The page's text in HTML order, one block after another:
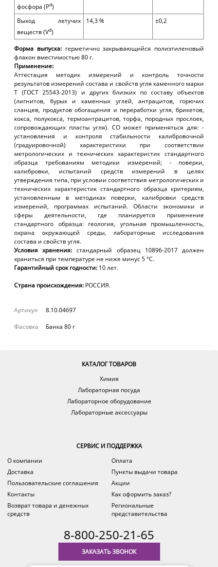
фосфора (Рd)
Выход летучих
веществ (Vd)
14,3 % ±0,2
Форма выпуска: герметично закрывающийся полиэтиленовый
флакон вместимостью 80 г.
Применение:
Аттестация методик измерений и контроль точности
результатов измерений состава и свойств угля каменного марки
Т (ГОСТ 25543-2013) и других близких по составу объектов
(лигнитов, бурых и каменных углей, антрацитов, горючих
сланцев, продуктов обогащения и переработки угля, брикетов,
кокса, полукокса, термоантрацитов, торфа, породных прослоек,
сопровождающих пласты угля). СО может применяться для: -
установления и контроля стабильности калибровочной
(градуировочной) характеристики при соответствии
метрологических и технических характеристик стандартного
образца требованиям методики измерений; - поверки,
калибровки, испытаний средств измерений в целях
утверждения типа, при условии соответствия метрологических и
технических характеристик стандартного образца критериям,
установленным в методиках поверки, калибровки средств
измерений, программах испытаний. Области экономики и
сферы деятельности, где планируется применение
стандартного образца: геология, угольная промышленность,
охрана окружающей среды, лабораторные исследования
состава и свойств угля.
Условия хранения: стандарный образец 10896-2017должен
храниться при температуре не ниже минус 5 °С.
Гарантийный срок годности: 10лет.
Страна происхождения: РОССИЯ.
Артикул
8.10.04697
Фасовка
Банка 80 г
КАТАЛОГ ТОВАРОВ
Химия
Лабораторная посуда
Лабораторное оборудование
Лабораторные аксессуары
СЕРВИС И ПОДДЕРЖКА
О компании
Оплата
Доставка
Пункты выдачи товара
Пользовательские соглашения
Акции
Контакты
Как оформить заказ?
Возврат товара и денежных
средств
Региональные
представительства
8-800-250-21-65
ЗАКАЗАТЬ ЗВОНОК